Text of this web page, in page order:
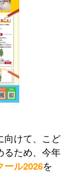
向けて、こど
るため、今年
ール2026を